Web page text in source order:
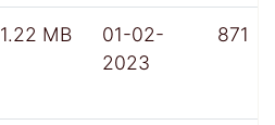
1.22 MB
01-02-
2023
871